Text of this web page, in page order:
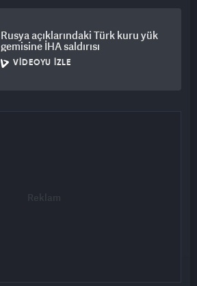
Rusya açıklarındaki Türk kuru yük
gemisine İHA saldırısı
VIDEOYU İZLE